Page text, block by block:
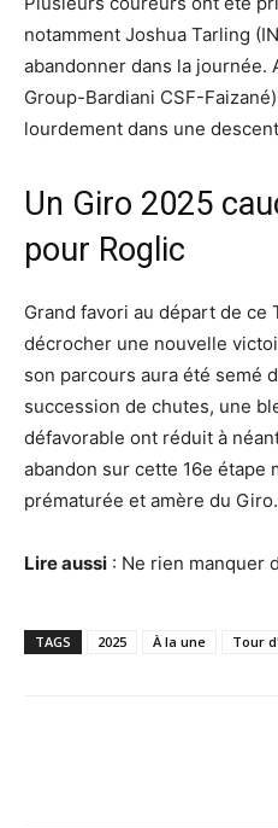
notamment Joshua Tarling
abandonner dans la journée.
Group-Bardiani CSF-
lourdement dans une
Un Giro 2025
pour Roglic
Grand favori au départ de ce
décrocher une nouvelle
son parcours aura été semé
succession de chutes, une
défavorable ont réduit à
abandon sur cette 16e étape
prématurée et amère du Giro.
Lire aussi : Ne rien manquer
TAGS 2025 À la une Tour